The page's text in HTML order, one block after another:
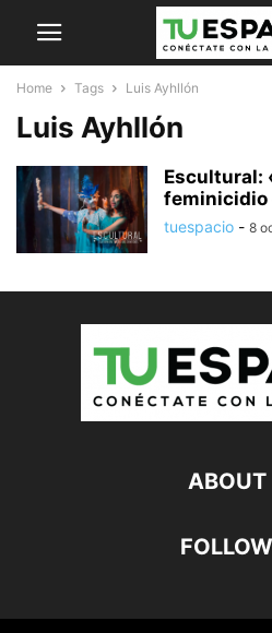
Home Tags Luis Ayhllón
Luis Ayhllón
Escultural:
feminicidio
tuespacio - 8
ABOUT